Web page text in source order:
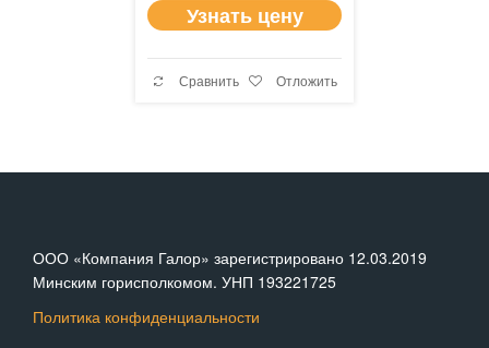
Узнать цену
Сравнить Отложить
ООО «Компания Галор» зарегистрировано 12.03.2019
Минским горисполкомом. УНП 193221725
Политика конфиденциальности